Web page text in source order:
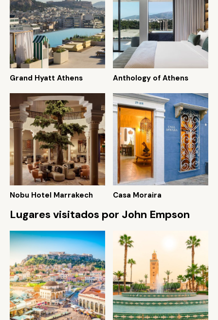
Grand Hyatt Athens Anthology of Athens
Nobu Hotel Marrakech Casa Moraira
Lugares visitados por John Empson